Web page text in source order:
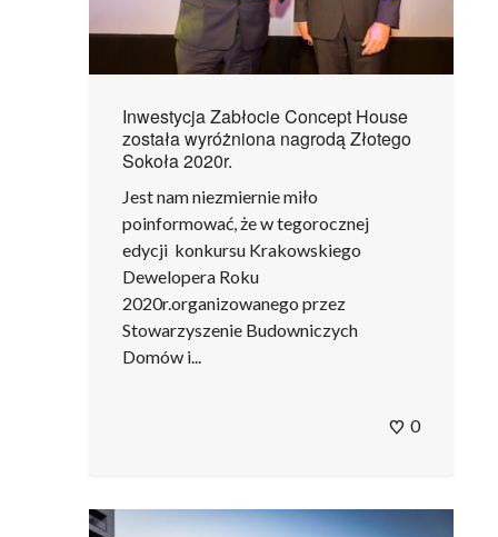
Inwestycja Zabłocie Concept House
została wyróżniona nagrodą Złotego
Sokoła 2020r.
Jest nam niezmiernie miło
poinformować, że w tegorocznej
edycji konkursu Krakowskiego
Dewelopera Roku
2020r.organizowanego przez
Stowarzyszenie Budowniczych
Domów i...
0